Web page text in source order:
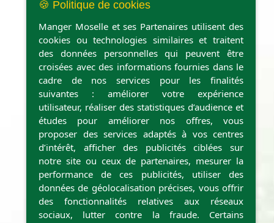
Point de retrait et casiers
🍪 Politique de cookies
Manger Moselle et ses Partenaires utilisent des
cookies ou technologies similaires et traitent
des données personnelles qui peuvent être
croisées avec des informations fournies dans le
cadre de nos services pour les finalités
suivantes : améliorer votre expérience
utilisateur, réaliser des statistiques d’audience et
études pour améliorer nos offres, vous
proposer des services adaptés à vos centres
d’intérêt, afficher des publicités ciblées sur
notre site ou ceux de partenaires, mesurer la
performance de ces publicités, utiliser des
données de géolocalisation précises, vous offrir
des fonctionnalités relatives aux réseaux
sociaux, lutter contre la fraude. Certains